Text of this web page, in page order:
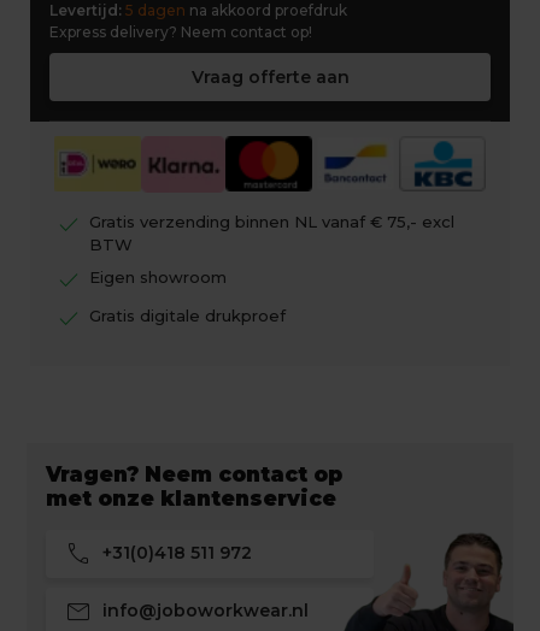
Levertijd: 5 dagen na akkoord proefdruk
Express delivery? Neem contact op!
Vraag offerte aan
check
Gratis verzending binnen NL vanaf € 75,- excl
BTW
check Eigen showroom
check Gratis digitale drukproef
Vragen? Neem contact op
met onze klantenservice
call +31(0)418 511 972
mail info@joboworkwear.nl